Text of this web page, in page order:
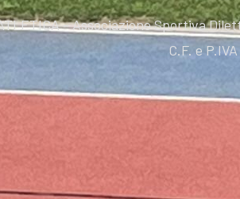
- Associazione Sportiva
C.F. e